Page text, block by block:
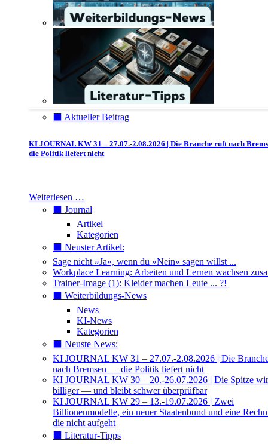
⬛️ Aktueller Beitrag
KI JOURNAL KW 31 – 27.07.-2.08.2026 | Die Branche ruft nach
die Politik liefert nicht
Weiterlesen …
⬛️ Journal
Artikel
Kategorien
⬛️ Neuster Artikel:
Sage nicht »Ja«, wenn du »Nein« sagen willst ...
Workplace Learning: Arbeiten und Lernen wachsen
Trainer-Image (1): Kleider machen Leute ... ?!
⬛️ Weiterbildungs-News
News
KI-News
Kategorien
⬛️ Neuste News:
KI JOURNAL KW 31 – 27.07.-2.08.2026 | Die
nach Bremsen — die Politik liefert nicht
KI JOURNAL KW 30 – 20.-26.07.2026 | Die Spitze
billiger — und bleibt schwer überprüfbar
KI JOURNAL KW 29 – 13.-19.07.2026 | Zwei
Billionenmodelle, ein neuer Staatenbund und eine
die nicht aufgeht
⬛️ Literatur-Tipps